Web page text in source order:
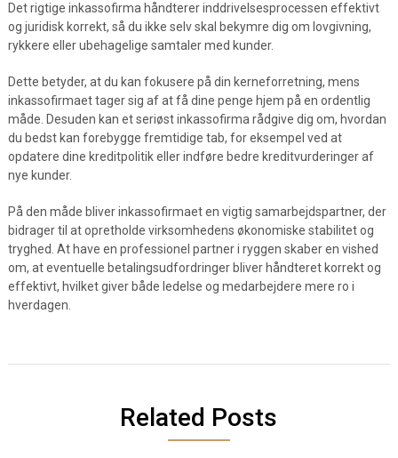
Det rigtige inkassofirma håndterer inddrivelsesprocessen effektivt
og juridisk korrekt, så du ikke selv skal bekymre dig om lovgivning,
rykkere eller ubehagelige samtaler med kunder.
Dette betyder, at du kan fokusere på din kerneforretning, mens
inkassofirmaet tager sig af at få dine penge hjem på en ordentlig
måde. Desuden kan et seriøst inkassofirma rådgive dig om, hvordan
du bedst kan forebygge fremtidige tab, for eksempel ved at
opdatere dine kreditpolitik eller indføre bedre kreditvurderinger af
nye kunder.
På den måde bliver inkassofirmaet en vigtig samarbejdspartner, der
bidrager til at opretholde virksomhedens økonomiske stabilitet og
tryghed. At have en professionel partner i ryggen skaber en vished
om, at eventuelle betalingsudfordringer bliver håndteret korrekt og
effektivt, hvilket giver både ledelse og medarbejdere mere ro i
hverdagen.
Related Posts